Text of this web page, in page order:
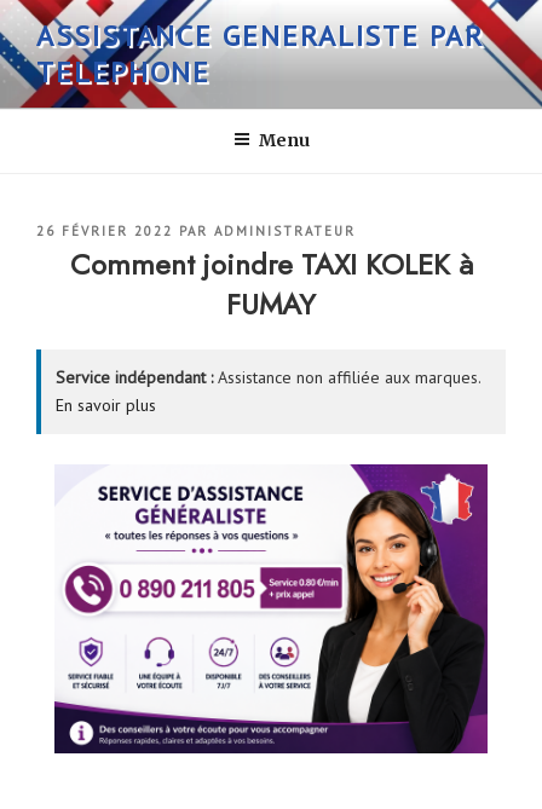
Aller
au
contenu
principal
ASSISTANCE GENERALISTE PAR
TELEPHONE
Menu
PUBLIÉ
26 FÉVRIER 2022 PAR ADMINISTRATEUR
Comment joindre TAXI KOLEK à
FUMAY
Service indépendant :Assistance non affiliée aux marques.
En savoir plus